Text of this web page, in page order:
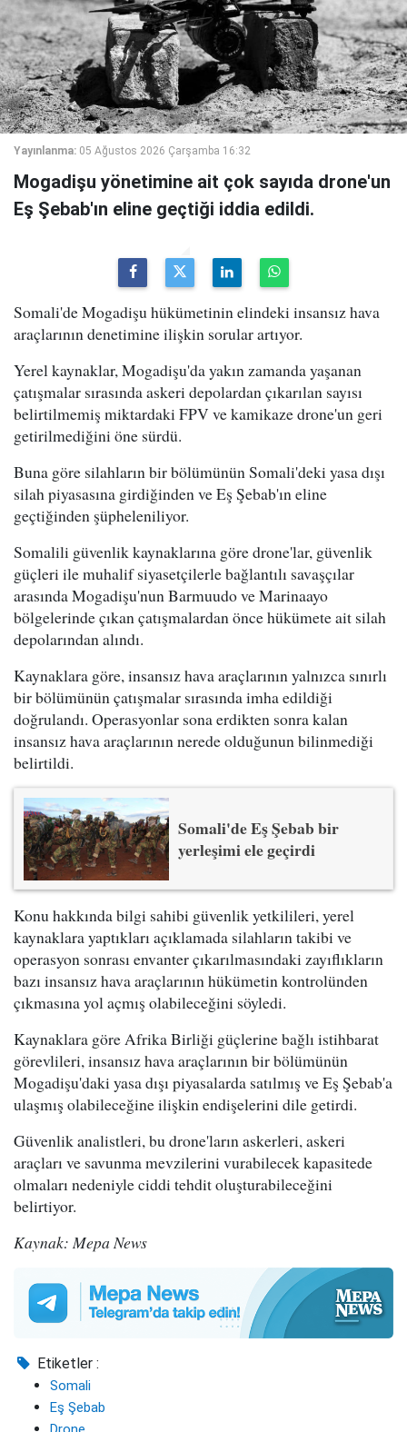
Yayınlanma: 05 Ağustos 2026 Çarşamba 16:32
Mogadişu yönetimine ait çok sayıda drone'un
Eş Şebab'ın eline geçtiği iddia edildi.
Somali'de Mogadişu hükümetinin elindeki insansız hava
araçlarının denetimine ilişkin sorular artıyor.
Yerel kaynaklar, Mogadişu'da yakın zamanda yaşanan
çatışmalar sırasında askeri depolardan çıkarılan sayısı
belirtilmemiş miktardaki FPV ve kamikaze drone'un geri
getirilmediğini öne sürdü.
Buna göre silahların bir bölümünün Somali'deki yasa dışı
silah piyasasına girdiğinden ve Eş Şebab'ın eline
geçtiğinden şüpheleniliyor.
Somalili güvenlik kaynaklarına göre drone'lar, güvenlik
güçleri ile muhalif siyasetçilerle bağlantılı savaşçılar
arasında Mogadişu'nun Barmuudo ve Marinaayo
bölgelerinde çıkan çatışmalardan önce hükümete ait silah
depolarından alındı.
Kaynaklara göre, insansız hava araçlarının yalnızca sınırlı
bir bölümünün çatışmalar sırasında imha edildiği
doğrulandı. Operasyonlar sona erdikten sonra kalan
insansız hava araçlarının nerede olduğunun bilinmediği
belirtildi.
Somali'de Eş Şebab bir
yerleşimi ele geçirdi
Konu hakkında bilgi sahibi güvenlik yetkilileri, yerel
kaynaklara yaptıkları açıklamada silahların takibi ve
operasyon sonrası envanter çıkarılmasındaki zayıflıkların
bazı insansız hava araçlarının hükümetin kontrolünden
çıkmasına yol açmış olabileceğini söyledi.
Kaynaklara göre Afrika Birliği güçlerine bağlı istihbarat
görevlileri, insansız hava araçlarının bir bölümünün
Mogadişu'daki yasa dışı piyasalarda satılmış ve Eş Şebab'a
ulaşmış olabileceğine ilişkin endişelerini dile getirdi.
Güvenlik analistleri, bu drone'ların askerleri, askeri
araçları ve savunma mevzilerini vurabilecek kapasitede
olmaları nedeniyle ciddi tehdit oluşturabileceğini
belirtiyor.
Kaynak: Mepa News
Etiketler :
Somali
Eş Şebab